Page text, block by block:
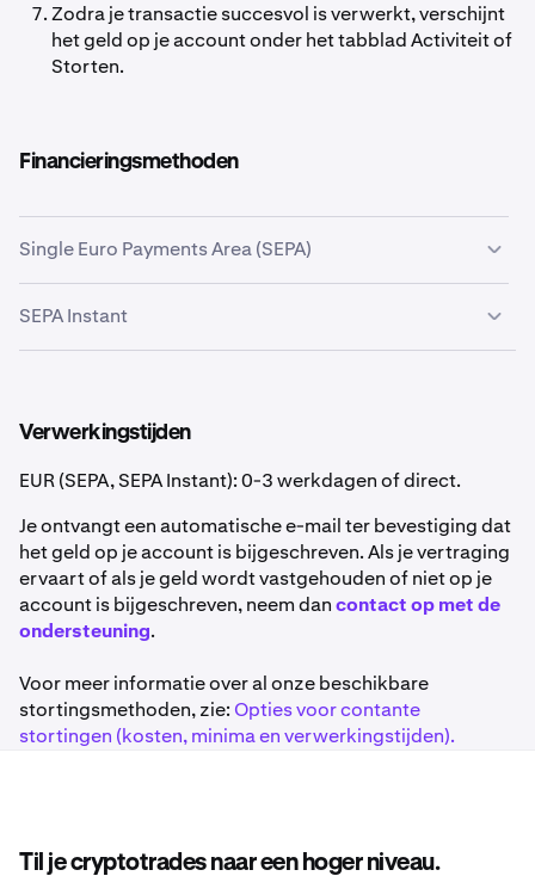
Zodra je transactie succesvol is verwerkt, verschijnt
het geld op je account onder het tabblad Activiteit of
Storten.
Financieringsmethoden
Single Euro Payments Area (SEPA)
De Single Euro Payments Area (SEPA) is een initiatief voor
betrouwbare en goedkope elektronische
Algemene informatie over SEPA.
SEPA Instant
verwerkt. Als je bank SEPA Instant ondersteunt, kun je in
realtime geld van en naar je Kraken-account sturen.
kunnen soms korte vertragingen optreden als gevolg
ontvangende bank.
Voor SEPA Instant Credit Transfers (SCT Ins) kunnen
bankkosten in rekening worden gebracht, dus neem
contact op met je bank voor informatie over de kosten.
100.000,00 per transactie. Dit is een limiet die is
ingesteld door het SCT Instant-netwerk en valt buiten de
controle van Kraken.
Verwerkingstijden
EUR (SEPA, SEPA Instant): 0-3 werkdagen of direct.
Je ontvangt een automatische e-mail ter bevestiging dat
het geld op je account is bijgeschreven. Als je vertraging
ervaart of als je geld wordt vastgehouden of niet op je
account is bijgeschreven, neem dancontact op met de
ondersteuning.
Voor meer informatie over al onze beschikbare
stortingsmethoden, zie: Opties voor contante
stortingen (kosten, minima en verwerkingstijden).
Til je cryptotrades naar een hoger niveau.